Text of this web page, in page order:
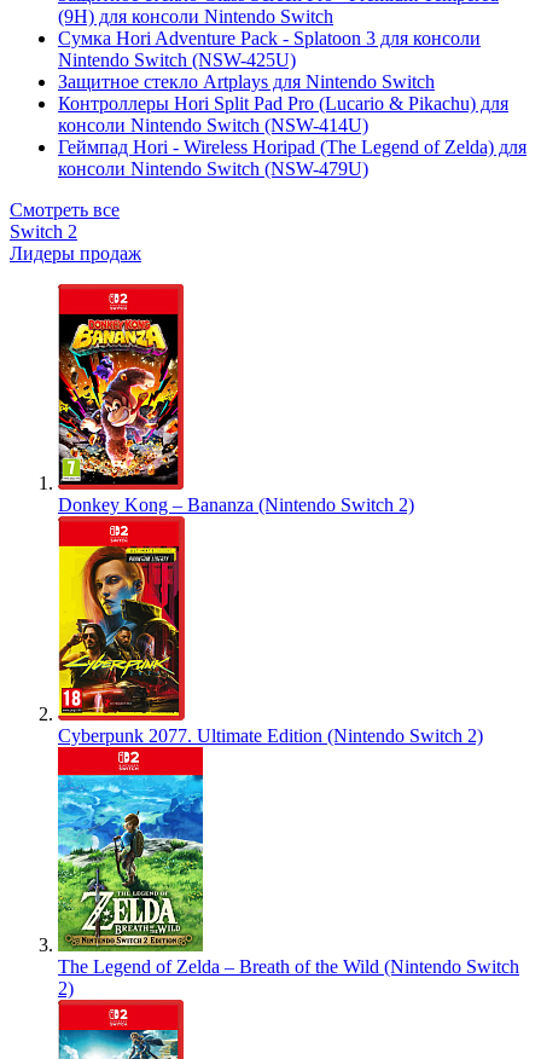
(9H) для консоли Nintendo Switch
Сумка Hori Adventure Pack - Splatoon 3 для консоли
Nintendo Switch (NSW-425U)
Защитное стекло Artplays для Nintendo Switch
Контроллеры Hori Split Pad Pro (Lucario & Pikachu) для
консоли Nintendo Switch (NSW-414U)
Геймпад Hori - Wireless Horipad (The Legend of Zelda) для
консоли Nintendo Switch (NSW-479U)
Смотреть все
Switch 2
Лидеры продаж
Donkey Kong – Bananza (Nintendo Switch 2)
Cyberpunk 2077. Ultimate Edition (Nintendo Switch 2)
The Legend of Zelda – Breath of the Wild (Nintendo Switch
2)